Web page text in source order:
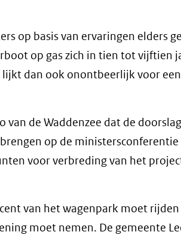
op basis van ervaringen elders
op gas zich in tien tot vijftien
dan ook onontbeerlijk voor
de Waddenzee dat de
op de ministersconferentie
voor verbreding van het
van het wagenpark moet
moet nemen. De gemeente